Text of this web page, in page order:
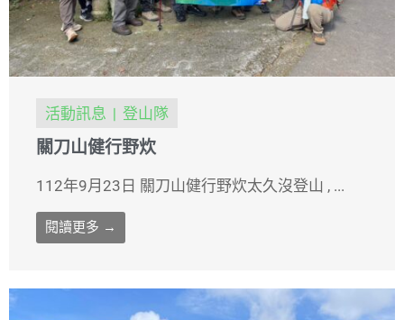
活動訊息
登山隊
關刀山健行野炊
112年9月23日 關刀山健行野炊太久沒登山 , ...
閱讀更多 →